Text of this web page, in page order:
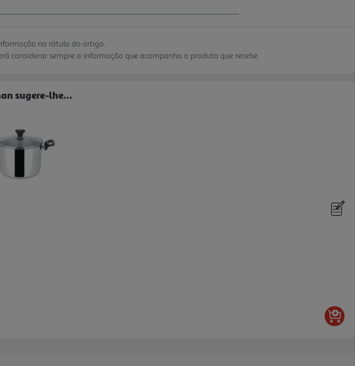
no rótulo do artigo.
considerar sempre a informação que acompanha o produto que recebe.
sugere-lhe...